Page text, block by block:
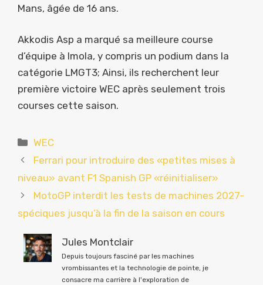
Mans, âgée de 16 ans.
Akkodis Asp a marqué sa meilleure course
d’équipe à Imola, y compris un podium dans la
catégorie LMGT3; Ainsi, ils recherchent leur
première victoire WEC après seulement trois
courses cette saison.
Catégories
WEC
Ferrari pour introduire des «petites mises à
niveau» avant F1 Spanish GP «réinitialiser»
MotoGP interdit les tests de machines 2027-
spéciques jusqu’à la fin de la saison en cours
Jules Montclair
Depuis toujours fasciné par les machines
vrombissantes et la technologie de pointe, je
consacre ma carrière à l'exploration de